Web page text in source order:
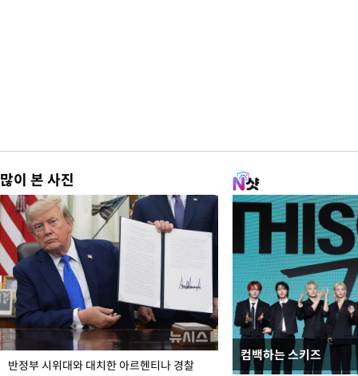
많이 본 사진
반정부 시위대와 대치한 아르헨티나 경찰
컴백하는 스키즈
입추 코앞인데 전국엔